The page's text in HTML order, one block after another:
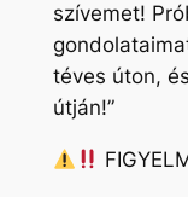
szívemet!
téves úton,
útján!”